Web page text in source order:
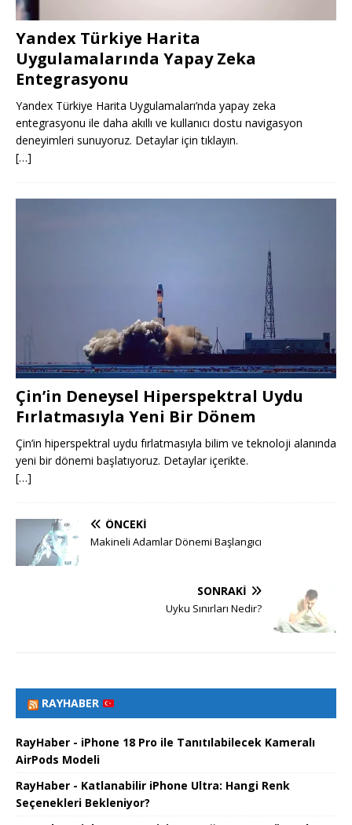
Yandex Türkiye Harita
Uygulamalarında Yapay Zeka
Entegrasyonu
Yandex Türkiye Harita Uygulamaları’nda yapay zeka
entegrasyonu ile daha akıllı ve kullanıcı dostu navigasyon
deneyimleri sunuyoruz. Detaylar için tıklayın.
[…]
Çin’in Deneysel Hiperspektral Uydu
Fırlatmasıyla Yeni Bir Dönem
Çin’in hiperspektral uydu fırlatmasıyla bilim ve teknoloji alanında
yeni bir dönemi başlatıyoruz. Detaylar içerikte.
[…]
ÖNCEKI
Makineli Adamlar Dönemi Başlangıcı
SONRAKI
Uyku Sınırları Nedir?
RAYHABER
RayHaber - iPhone 18 Pro ile Tanıtılabilecek Kameralı
AirPods Modeli
RayHaber - Katlanabilir iPhone Ultra: Hangi Renk
Seçenekleri Bekleniyor?